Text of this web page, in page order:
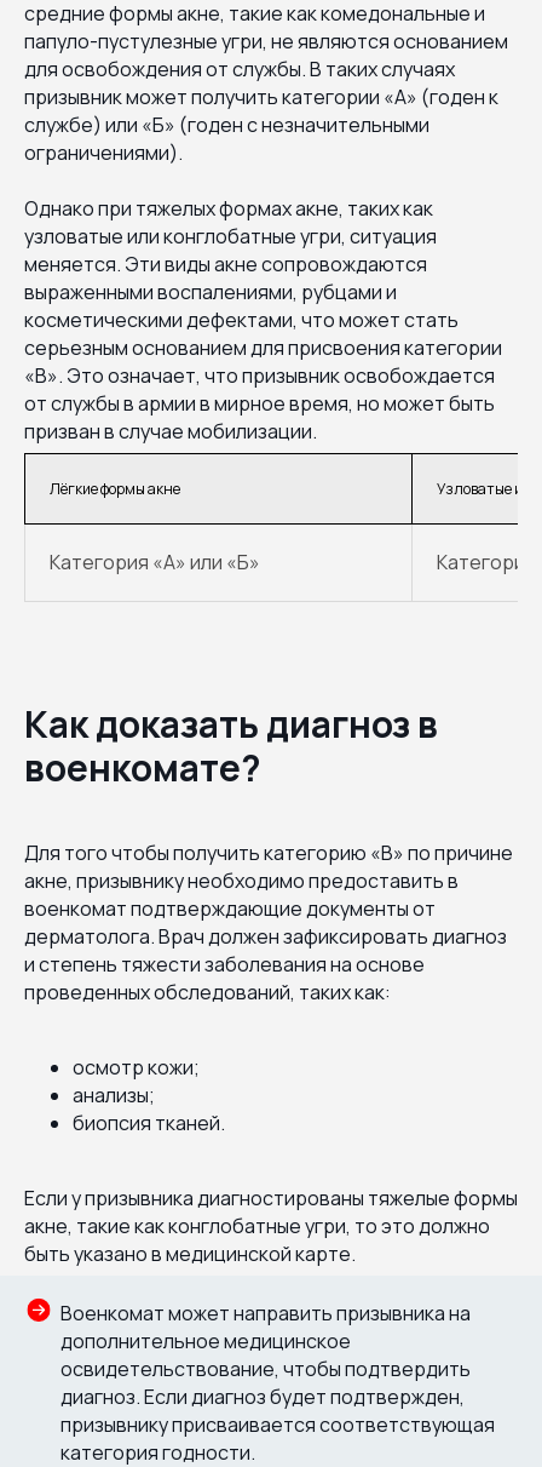
средние формы акне, такие как комедональные и
папуло-пустулезные угри, не являются основанием
для освобождения от службы. В таких случаях
призывник может получить категории «А» (годен к
службе) или «Б» (годен с незначительными
ограничениями).
Однако при тяжелых формах акне, таких как
узловатые или конглобатные угри, ситуация
меняется. Эти виды акне сопровождаются
выраженными воспалениями, рубцами и
косметическими дефектами, что может стать
серьезным основанием для присвоения категории
«В». Это означает, что призывник освобождается
от службы в армии в мирное время, но может быть
призван в случае мобилизации.
Лёгкие формы акне Узловатые и
Категория «А» или «Б» Категория
Как доказать диагноз в
военкомате?
Для того чтобы получить категорию «В» по причине
акне, призывнику необходимо предоставить в
военкомат подтверждающие документы от
дерматолога. Врач должен зафиксировать диагноз
и степень тяжести заболевания на основе
проведенных обследований, таких как:
осмотр кожи;
анализы;
биопсия тканей.
Если у призывника диагностированы тяжелые формы
акне, такие как конглобатные угри, то это должно
быть указано в медицинской карте.
Военкомат может направить призывника на
дополнительное медицинское
освидетельствование, чтобы подтвердить
диагноз. Если диагноз будет подтвержден,
призывнику присваивается соответствующая
категория годности.